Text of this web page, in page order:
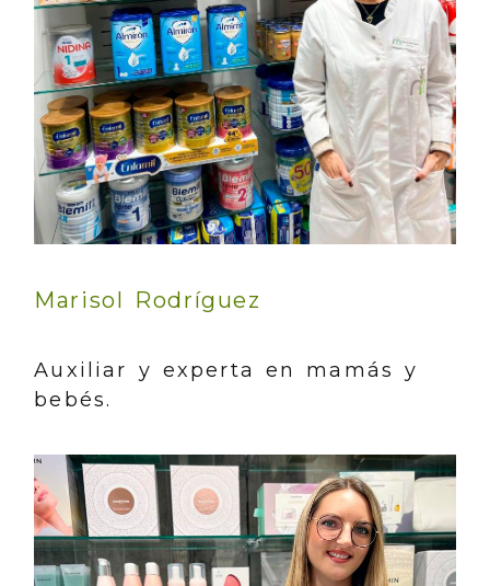
Marisol Rodríguez
Auxiliar y experta en mamás y
bebés.